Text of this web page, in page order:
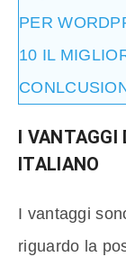
PER
10 IL
I VANTAGGI
ITALIANO
I vantaggi
riguardo la